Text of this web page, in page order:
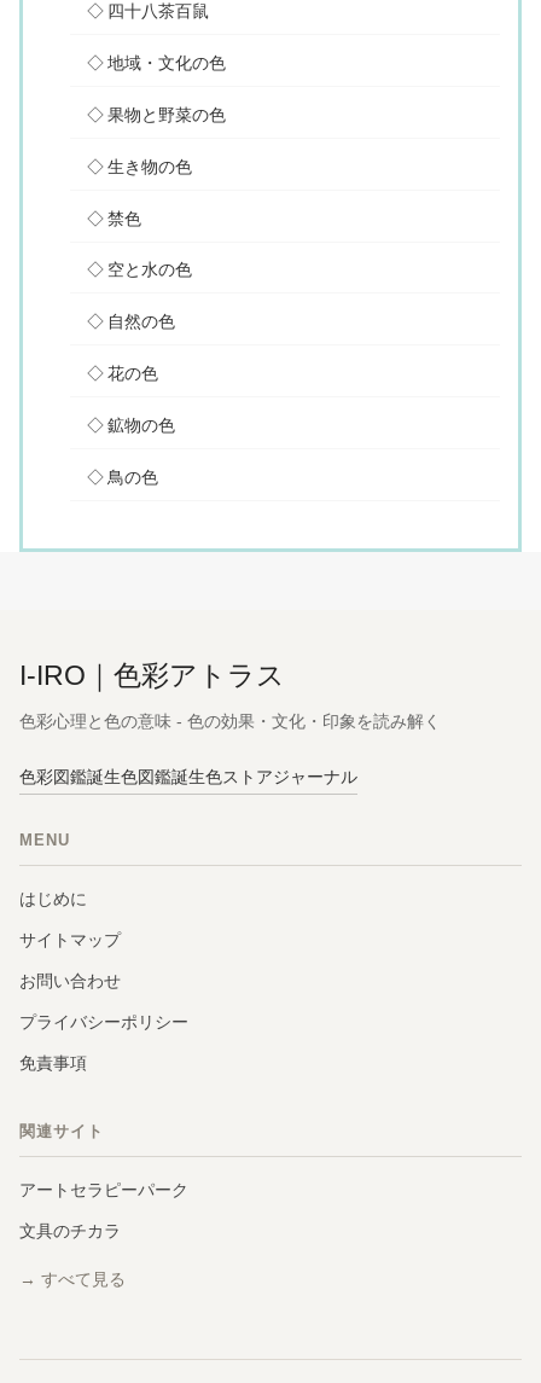
四十八茶百鼠
地域・文化の色
果物と野菜の色
生き物の色
禁色
空と水の色
自然の色
花の色
鉱物の色
鳥の色
I-IRO｜色彩アトラス
色彩心理と色の意味 - 色の効果・文化・印象を読み解く
色彩図鑑誕生色図鑑誕生色ストアジャーナル
MENU
はじめに
サイトマップ
お問い合わせ
プライバシーポリシー
免責事項
関連サイト
アートセラピーパーク
文具のチカラ
→ すべて見る